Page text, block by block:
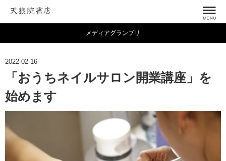
メディアグランプリ
2022-02-16
「おうちネイルサロン開業講座」を
始めます